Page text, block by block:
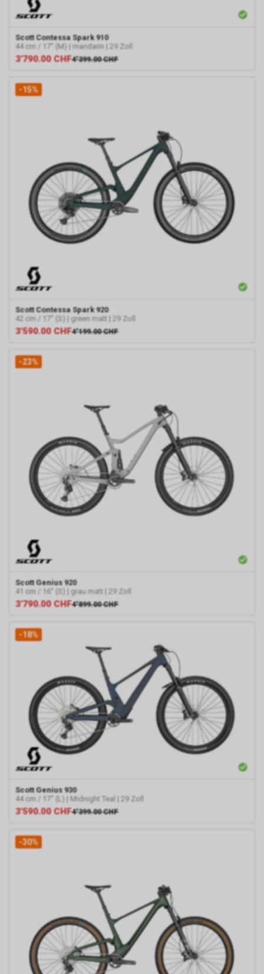
Scott Contessa Spark 910
44 cm / 17" (M) | mandarin | 29 Zoll
3'790.00 CHF4'399.00 CHF
-15%
Scott Contessa Spark 920
42 cm / 17" (S) | green matt | 29 Zoll
3'590.00 CHF4'199.00 CHF
-23%
Scott Genius 920
41 cm / 16" (S) | grau matt | 29 Zoll
3'790.00 CHF4'899.00 CHF
-18%
Scott Genius 930
44 cm / 17" (L) | Midnight Teal | 29 Zoll
3'590.00 CHF4'399.00 CHF
-30%